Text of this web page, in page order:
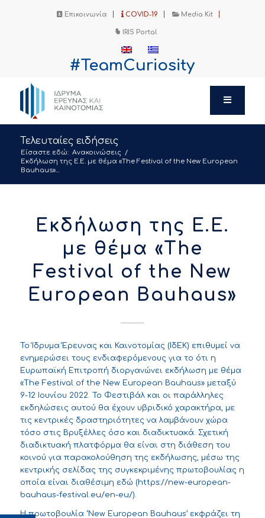
Επικοινωνία COVID-19 Media Kit
IRIS Portal
#TeamCuriosity
Τελευταίες ειδήσεις
Είσαστε εδώ: Ανακοινώσεις /
Εκδήλωση της Ε.Ε. με θέμα «The Festival of the New European
Bauhaus»...
Εκδήλωση της Ε.Ε.
με θέμα «The
Festival of the New
European Bauhaus»
Το Ίδρυμα Έρευνας και Καινοτομίας (ΙδΕΚ) επιθυμεί να
ενημερώσει τους ενδιαφερόμενους για το ότι η
Ευρωπαϊκή Επιτροπή διοργανώνει εκδήλωση με θέμα
«The Festival of the New European Bauhaus» μεταξύ
9-12 Ιουνίου 2022. Το Φεστιβάλ και οι παράλληλες
εκδηλώσεις αυτού θα έχουν υβριδικό χαρακτήρα, με
τις κεντρικές δραστηριότητες να λαμβάνουν χώρα
τόσο στις Βρυξέλλες όσο και διαδικτυακά. Σχετική
διαδικτυακή πλατφόρμα θα είναι στη διάθεση του
κοινού για παρακολούθηση της εκδήλωσης, μέσω της
κεντρικής σελίδας της συγκεκριμένης πρωτοβουλίας η
οποία είναι διαθέσιμη εδώ (https://new-european-
bauhaus-festival.eu/en-eu/).
Η πρωτοβουλία ‘New European Bauhaus’ εκφράζει τη